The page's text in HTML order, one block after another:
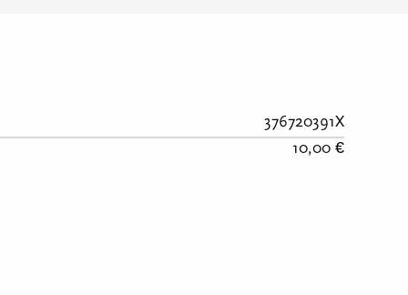
376720391X
10,00 €